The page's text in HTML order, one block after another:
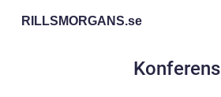
RILLSMORGANS.se
Konferens